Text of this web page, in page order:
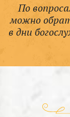
По
можно
в дни